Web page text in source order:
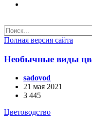
Полная версия сайта
Необычные виды
sadovod
21 мая 2021
3 445
Цветоводство